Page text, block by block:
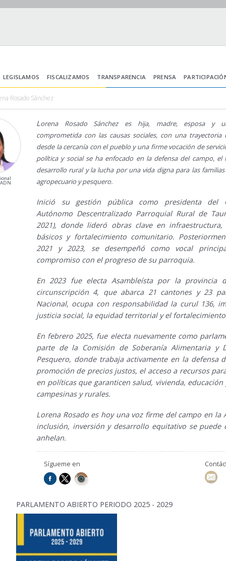
LEGISLAMOS FISCALIZAMOS TRANSPARENCIA PRENSA
Rosado Sánchez
ADN
Lorena Rosado Sánchez es hija, madre, esposa y
comprometida con las causas sociales, con una trayectoria
desde la cercanía con el pueblo y una firme vocación de
política y social se ha enfocado en la defensa del campo, el
desarrollo rural y la lucha por una vida digna para las
agropecuario y pesquero.
Inició su gestión pública como presidenta del
Autónomo Descentralizado Parroquial Rural de
2021), donde lideró obras clave en infraestructura,
básicos y fortalecimiento comunitario.
2021 y 2023, se desempeñó como vocal
compromiso con el progreso de su parroquia.
En 2023 fue electa Asambleísta por la provincia
circunscripción 4, que abarca 21 cantones y 23
Nacional, ocupa con responsabilidad la curul 136,
justicia social, la equidad territorial y el
En febrero 2025, fue electa nuevamente como
parte de la Comisión de Soberanía Alimentaria y
Pesquero, donde trabaja activamente en la defensa
promoción de precios justos, el acceso a recursos
en políticas que garanticen salud, vivienda,
campesinas y rurales.
Lorena Rosado es hoy una voz firme del campo en la
inclusión, inversión y desarrollo equitativo se
anhelan.
Sígueme en
PARLAMENTO ABIERTO PERIODO 2025 - 2029